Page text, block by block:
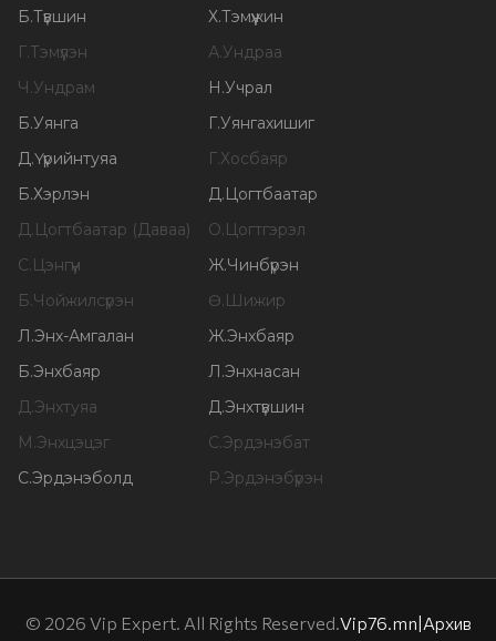
Б.Түвшин Х.Тэмүүжин
Г.Тэмүүлэн А.Ундраа
Ч.Ундрам Н.Учрал
Б.Уянга Г.Уянгахишиг
Д.Үүрийнтуяа Г.Хосбаяр
Б.Хэрлэн Д.Цогтбаатар
Д.Цогтбаатар (Даваа) О.Цогтгэрэл
С.Цэнгүүн Ж.Чинбүрэн
Б.Чойжилсүрэн Ө.Шижир
Л.Энх-Амгалан Ж.Энхбаяр
Б.Энхбаяр Л.Энхнасан
Д.Энхтуяа Д.Энхтүвшин
М.Энхцэцэг С.Эрдэнэбат
С.Эрдэнэболд Р.Эрдэнэбүрэн
© 2026 Vip Expert. All Rights Reserved.Vip76.mn|Архив